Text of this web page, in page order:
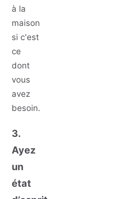
à la
maison
si c'est
ce
dont
vous
avez
besoin.
3.
Ayez
un
état